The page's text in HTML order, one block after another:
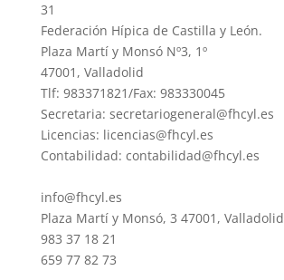
31
Federación Hípica de Castilla y León.
Plaza Martí y Monsó Nº3, 1º
47001, Valladolid
Tlf: 983371821/Fax: 983330045
Secretaria: secretariogeneral@fhcyl.es
Licencias: licencias@fhcyl.es
Contabilidad: contabilidad@fhcyl.es
info@fhcyl.es
Plaza Martí y Monsó, 3 47001, Valladolid
983 37 18 21
659 77 82 73